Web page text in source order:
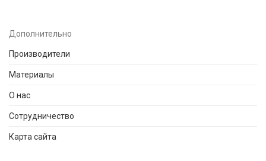
Дополнительно
Производители
Материалы
О нас
Сотрудничество
Карта сайта